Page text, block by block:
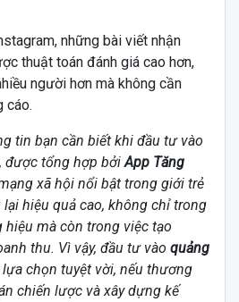
những bài viết nhận
thuật toán đánh giá cao hơn,
người hơn mà không cần
cáo.
tin bạn cần biết khi đầu tư vào
được tổng hợp bởi App Tăng
xã hội nổi bật trong giới trẻ
hiệu quả cao, không chỉ trong
mà còn trong việc tạo
thu. Vì vậy, đầu tư vào quảng
chọn tuyệt vời, nếu thương
chiến lược và xây dựng kế